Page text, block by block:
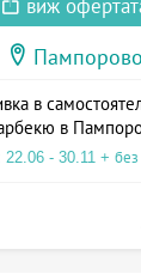
виж
Пампорово
в
в
22.06 - 30.11 + без